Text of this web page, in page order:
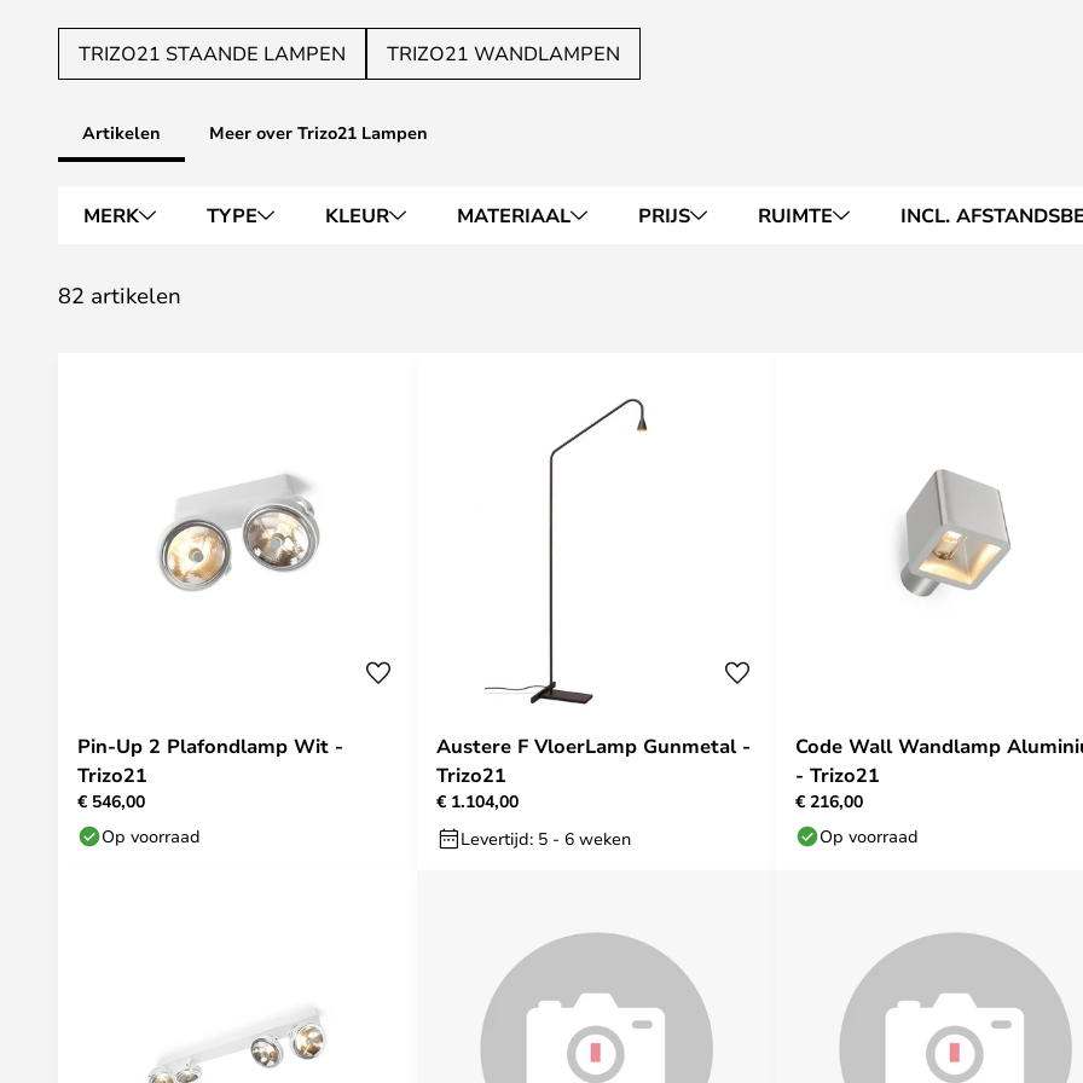
TRIZO21 STAANDE LAMPEN TRIZO21 WANDLAMPEN
Artikelen Meer over Trizo21 Lampen
MERK TYPE KLEUR MATERIAAL PRIJS RUIMTE INCL.
82 artikelen
Pin-Up 2 Plafondlamp Wit -
Trizo21
€ 546,00
Op voorraad
Austere F VloerLamp Gunmetal -
Trizo21
€ 1.104,00
Levertijd: 5 - 6 weken
Code Wall Wandlamp
- Trizo21
€ 216,00
Op voorraad